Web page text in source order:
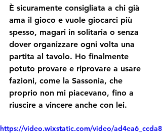
È sicuramente consigliata a chi già
ama il gioco e vuole giocarci più
spesso, magari in solitaria o senza
dover organizzare ogni volta una
partita al tavolo. Ho finalmente
potuto provare e riprovare a usare
fazioni, come la Sassonia, che
proprio non mi piacevano, fino a
riuscire a vincere anche con lei.
https://video.wixstatic.com/video/ad4ea6_ccda8